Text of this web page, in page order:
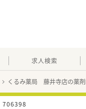
求人検索
くるみ薬局 藤井寺店の薬
706398